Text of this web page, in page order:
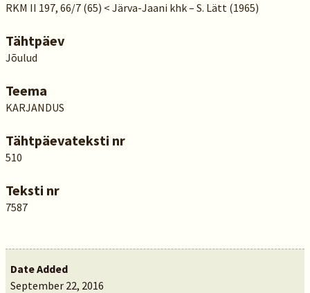
RKM II 197, 66/7 (65) < Järva-Jaani khk – S. Lätt (1965)
Tähtpäev
Jõulud
Teema
KARJANDUS
Tähtpäevateksti nr
510
Teksti nr
7587
Date Added
September 22, 2016